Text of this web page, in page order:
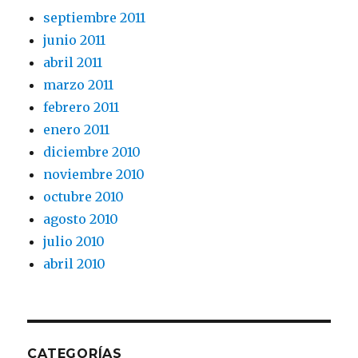
septiembre 2011
junio 2011
abril 2011
marzo 2011
febrero 2011
enero 2011
diciembre 2010
noviembre 2010
octubre 2010
agosto 2010
julio 2010
abril 2010
CATEGORÍAS